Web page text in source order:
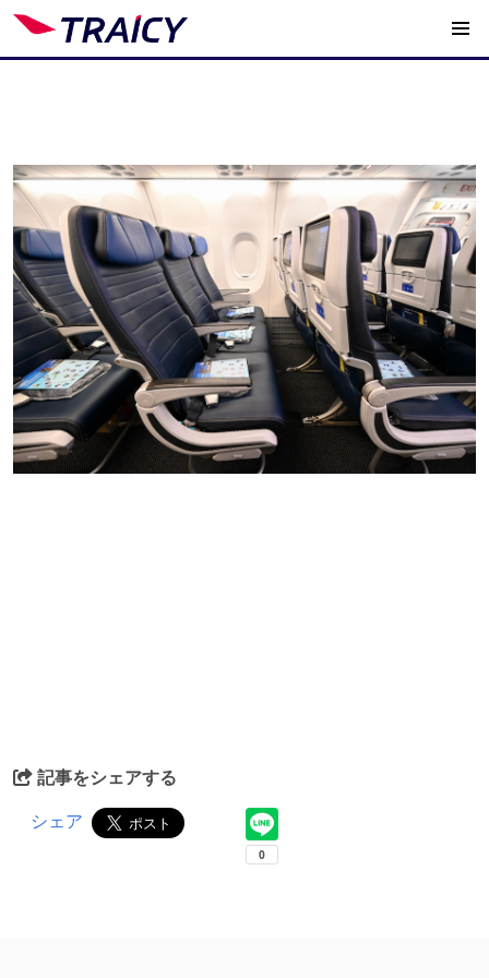
記事をシェアする
シェア